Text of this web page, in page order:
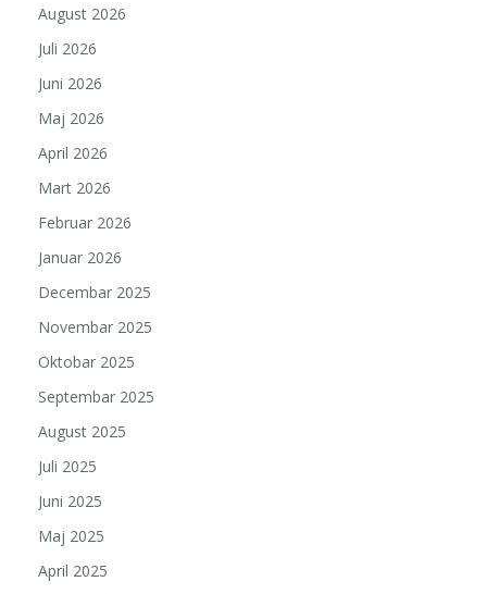
August 2026
Juli 2026
Juni 2026
Maj 2026
April 2026
Mart 2026
Februar 2026
Januar 2026
Decembar 2025
Novembar 2025
Oktobar 2025
Septembar 2025
August 2025
Juli 2025
Juni 2025
Maj 2025
April 2025